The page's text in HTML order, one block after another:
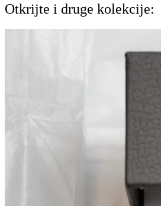
Otkrijte i druge kolekcije: